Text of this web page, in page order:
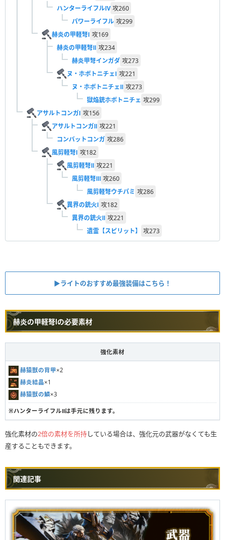
ハンターライフルⅣ 攻260
パワーライフル 攻299
赫炎の甲軽弩Ⅰ 攻169
赫炎の甲軽弩Ⅱ 攻234
赫炎甲弩インガダ 攻273
ヌ・ホボトニチェⅠ 攻221
ヌ・ホボトニチェⅡ 攻273
獄焔銃ホボトニチェ 攻299
アサルトコンガⅠ 攻156
アサルトコンガⅡ 攻221
コンバットコンガ 攻286
風剪軽弩Ⅰ 攻182
風剪軽弩Ⅱ 攻221
風剪軽弩Ⅲ 攻260
風剪軽弩ウチパミ 攻286
異界の銃火Ⅰ 攻182
異界の銃火Ⅱ 攻221
遺霊【スピリット】
攻273
▶︎ライトのおすすめ最強装備はこちら！
赫炎の甲軽弩Ⅰの必要素材
強化素材
赫猿獣の背甲×2
赫炎結晶×1
赫猿獣の鱗×3
※ハンターライフルⅡは手元に残ります。
強化素材の2倍の素材を所持している場合は、強化元の武器がなくても生
産することもできます。
関連記事